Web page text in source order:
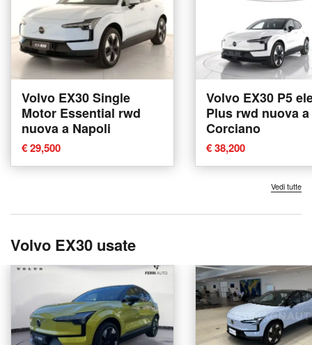
Volvo EX30 Single
Motor Essential rwd
nuova a Napoli
€ 29,500
Volvo EX30 P5
Plus rwd nuova a
Corciano
€ 38,200
Vedi tutte
Volvo EX30 usate